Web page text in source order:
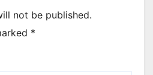
not be published.
*